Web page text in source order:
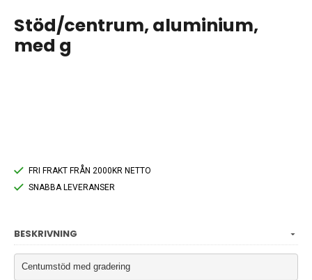
Stöd/centrum, aluminium,
med g
FRI FRAKT FRÅN 2000KR NETTO
SNABBA LEVERANSER
BESKRIVNING
Centumstöd med gradering